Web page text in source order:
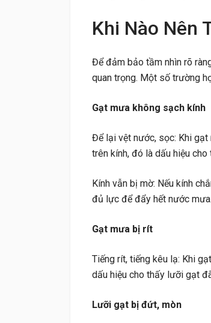
Khi Nào Nên
Để đảm bảo tầm nhìn rõ
quan trọng. Một số trường
Gạt mưa không sạch kính
Để lại vệt nước, sọc: Khi
trên kính, đó là dấu hiệu
Kính vẫn bị mờ: Nếu kính
đủ lực để đẩy hết nước mưa.
Gạt mưa bị rít
Tiếng rít, tiếng kêu lạ: Khi
dấu hiệu cho thấy lưỡi gạt
Lưỡi gạt bị đứt, mòn